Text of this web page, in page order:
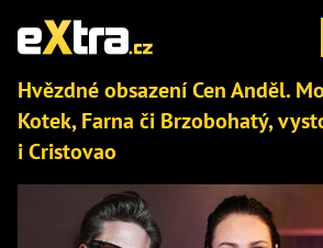
Hvězdné obsazení Cen Anděl.
Kotek, Farna či Brzobohatý,
i Cristovao